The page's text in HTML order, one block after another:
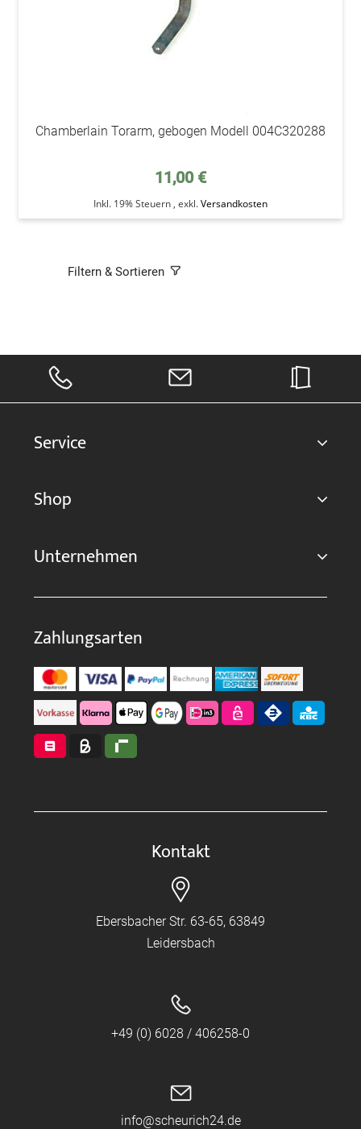
Chamberlain Torarm, gebogen Modell 004C320288
11,00 €
Inkl. 19% Steuern , exkl.Versandkosten
Filtern & Sortieren
Service
Shop
Unternehmen
Zahlungsarten
Kontakt
Ebersbacher Str. 63-65, 63849
Leidersbach
+49 (0) 6028 / 406258-0
info@scheurich24.de